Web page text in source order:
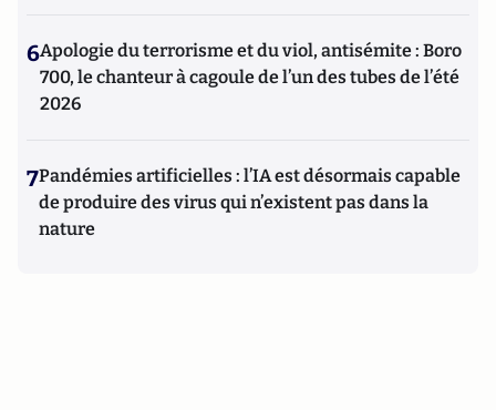
6Apologie du terrorisme et du viol, antisémite : Boro
700, le chanteur à cagoule de l’un des tubes de l’été
2026
7Pandémies artificielles : l’IA est désormais capable
de produire des virus qui n’existent pas dans la
nature